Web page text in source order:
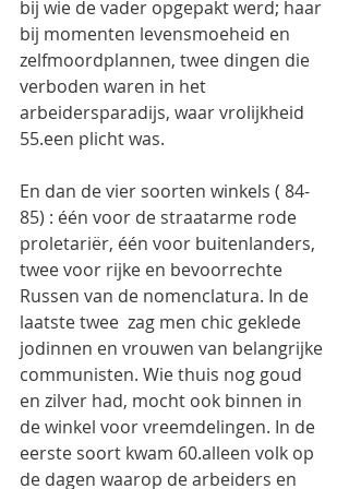
bij wie de vader opgepakt werd; haar
bij momenten levensmoeheid en
zelfmoordplannen, twee dingen die
verboden waren in het
arbeidersparadijs, waar vrolijkheid
55.een plicht was.
En dan de vier soorten winkels ( 84-
85) : één voor de straatarme rode
proletariër, één voor buitenlanders,
twee voor rijke en bevoorrechte
Russen van de nomenclatura. In de
laatste twee  zag men chic geklede
jodinnen en vrouwen van belangrijke
communisten. Wie thuis nog goud
en zilver had, mocht ook binnen in
de winkel voor vreemdelingen. In de
eerste soort kwam 60.alleen volk op
de dagen waarop de arbeiders en